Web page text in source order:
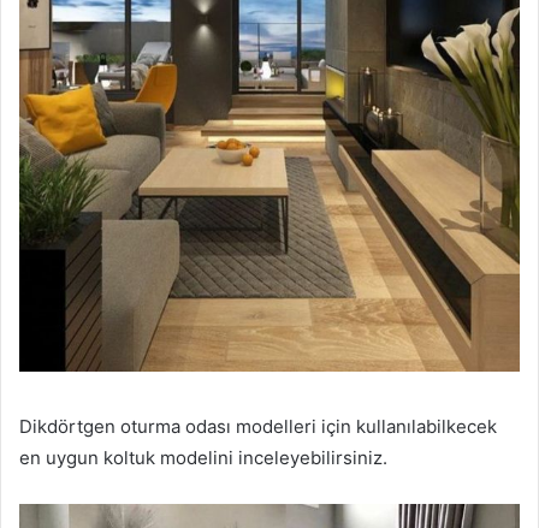
Dikdörtgen oturma odası modelleri için kullanılabilkecek
en uygun koltuk modelini inceleyebilirsiniz.